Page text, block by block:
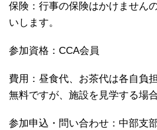
保険：行事の保険はかけません
いします。
参加資格：CCA会員
費用：昼食代、お茶代は各自負
無料ですが、施設を見学する場
参加申込・問い合わせ：中部